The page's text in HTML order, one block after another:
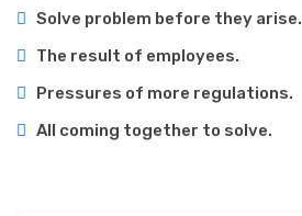
Solve problem before they arise.
The result of employees.
Pressures of more regulations.
All coming together to solve.